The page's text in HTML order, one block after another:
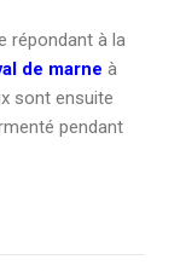
répondant à la
de marne à
sont ensuite
pendant